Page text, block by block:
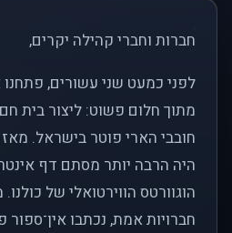
חברות וחברי קהילה יקרים,
מתוך חלום פשוט: ליצור בית
חובבי הארי פוטר בישראל.
היה הרבה יותר מסתם דף
הוגוורטס הווירטואלי של
חברויות אמת, נכתבו אין־ספור